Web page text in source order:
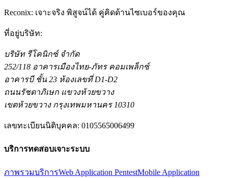
Reconix: เจาะจริง พิสูจน์ได้ คู่คิดด้านไซเบอร์ของคุณ
ที่อยู่บริษัท:
บริษัท รีโคนิกซ์ จำกัด
252/118 อาคารเมืองไทย-ภัทร คอมเพล็กซ์
อาคารบี ชั้น 23 ห้องเลขที่ D1-D2
ถนนรัชดาภิเษก แขวงห้วยขวาง
เขตห้วยขวาง กรุงเทพมหานคร 10310
เลขทะเบียนนิติบุคคล: 0105565006499
บริการทดสอบเจาะระบบ
ภาพรวมบริการWeb Application PentestMobile Application